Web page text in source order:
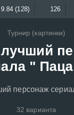
9.84 (128) 126
Турнир (картинки)
"
персонаж
32 варианта